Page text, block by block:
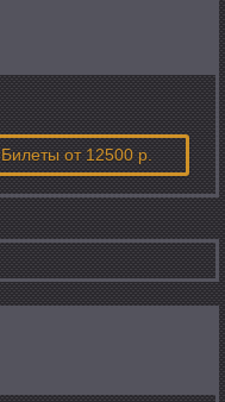
Билеты от 12500 р.